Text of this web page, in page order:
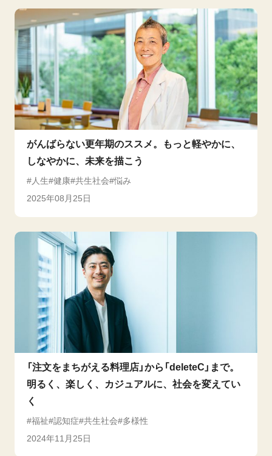
がんばらない更年期のススメ。もっと軽やかに、
しなやかに、未来を描こう
人生 健康 共生社会 悩み
2025年08月25日
「注文をまちがえる料理店」から「deleteC」まで。
明るく、楽しく、カジュアルに、社会を変えてい
く
福祉 認知症 共生社会
多様性
2024年11月25日